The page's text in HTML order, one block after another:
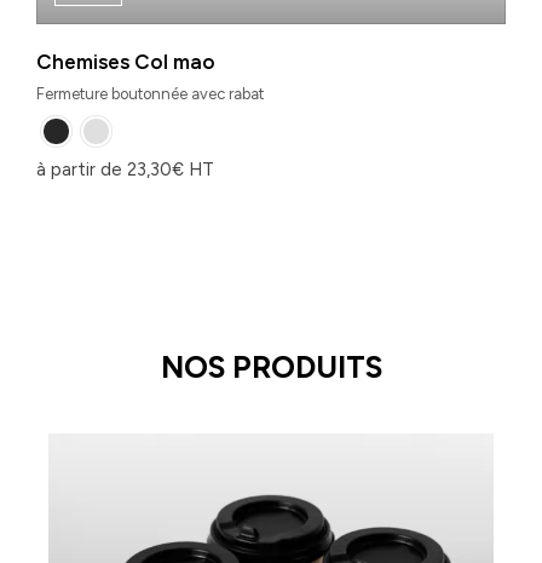
Chemises Col mao
Fermeture boutonnée avec rabat
à partir de 23,30€ HT
NOS PRODUITS